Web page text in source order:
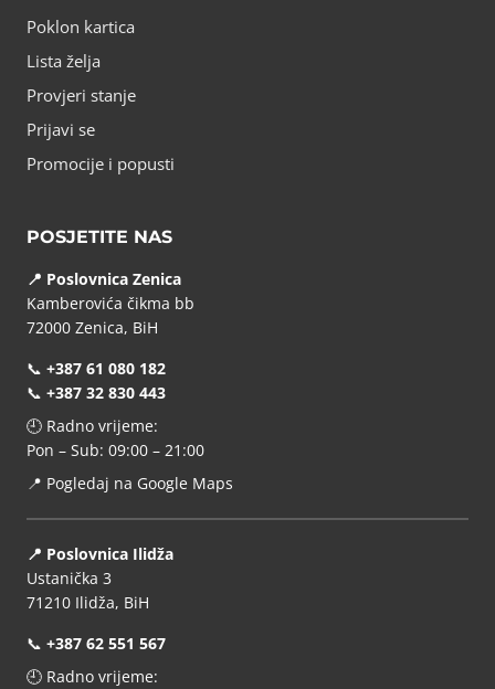
Poklon kartica
Lista želja
Provjeri stanje
Prijavi se
Promocije i popusti
POSJETITE NAS
📍 Poslovnica Zenica
Kamberovića čikma bb
72000 Zenica, BiH
📞 +387 61 080 182
📞 +387 32 830 443
🕘 Radno vrijeme:
Pon – Sub: 09:00 – 21:00
📍 Pogledaj na Google Maps
📍 Poslovnica Ilidža
Ustanička 3
71210 Ilidža, BiH
📞 +387 62 551 567
🕘 Radno vrijeme: